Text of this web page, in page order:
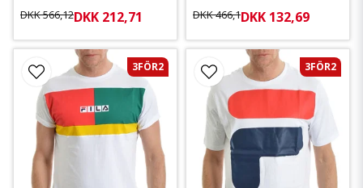
DKK 566,12DKK 212,71 DKK 466,1DKK 132,69
3FÖR2 3FÖR2